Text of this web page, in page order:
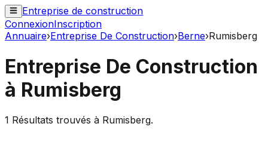
Entreprise de construction
ConnexionInscription
Annuaire›Entreprise De Construction›Berne›Rumisberg
Entreprise De Construction
à Rumisberg
1 Résultats trouvés à Rumisberg.